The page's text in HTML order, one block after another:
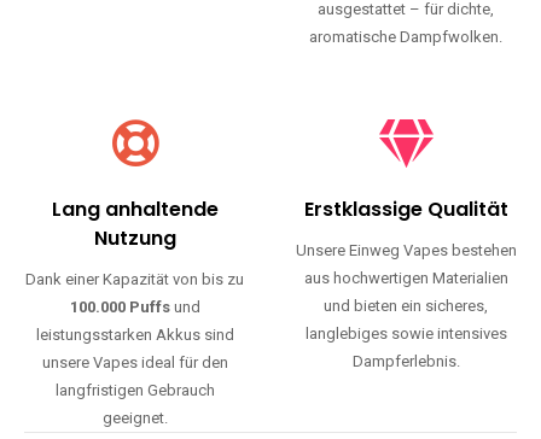
ausgestattet – für dichte,
aromatische Dampfwolken.
Lang anhaltende
Nutzung
Dank einer Kapazität von bis zu
100.000 Puffsund
leistungsstarken Akkus sind
unsere Vapes ideal für den
langfristigen Gebrauch
geeignet.
Erstklassige Qualität
Unsere Einweg Vapes bestehen
aus hochwertigen Materialien
und bieten ein sicheres,
langlebiges sowie intensives
Dampferlebnis.